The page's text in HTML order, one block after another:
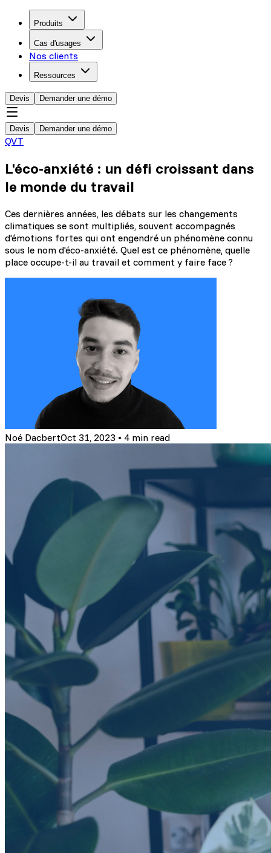
Produits
Cas d'usages
Nos clients
Ressources
Devis Demander une démo
Devis Demander une démo
QVT
L'éco-anxiété : un défi croissant dans
le monde du travail
Ces dernières années, les débats sur les changements
climatiques se sont multipliés, souvent accompagnés
d'émotions fortes qui ont engendré un phénomène connu
sous le nom d'éco-anxiété. Quel est ce phénomène, quelle
place occupe-t-il au travail et comment y faire face ?
Noé DacbertOct 31, 2023 • 4 min read